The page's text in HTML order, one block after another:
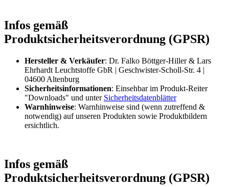
Infos gemäß
Produktsicherheitsverordnung (GPSR)
Hersteller & Verkäufer: Dr. Falko Böttger-Hiller & Lars
Ehrhardt Leuchtstoffe GbR | Geschwister-Scholl-Str. 4 |
04600 Altenburg
Sicherheitsinformationen: Einsehbar im Produkt-Reiter
"Downloads" und unter Sicherheitsdatenblätter
Warnhinweise: Warnhinweise sind (wenn zutreffend &
notwendig) auf unseren Produkten sowie Produktbildern
ersichtlich.
Infos gemäß
Produktsicherheitsverordnung (GPSR)